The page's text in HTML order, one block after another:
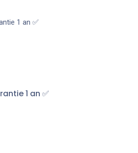
1 an ✅
1 an ✅